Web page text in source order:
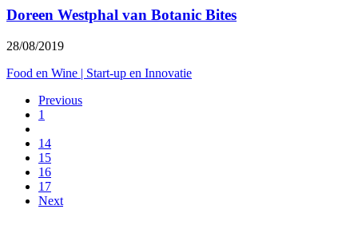
Doreen Westphal van Botanic Bites
28/08/2019
Food en Wine | Start-up en Innovatie
Previous
1
14
15
16
17
Next